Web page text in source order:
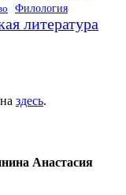
Филология
литература
здесь.
Анастасия